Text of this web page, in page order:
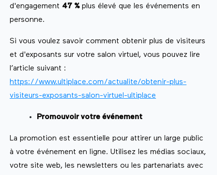
d'engagement 47 % plus élevé que les événements en
personne.
Si vous voulez savoir comment obtenir plus de visiteurs
et d'exposants sur votre salon virtuel, vous pouvez lire
l’article suivant :
https://www.ultiplace.com/actualite/obtenir-plus-
visiteurs-exposants-salon-virtuel-ultiplace
Promouvoir votre événement
La promotion est essentielle pour attirer un large public
à votre événement en ligne. Utilisez les médias sociaux,
votre site web, les newsletters ou les partenariats avec